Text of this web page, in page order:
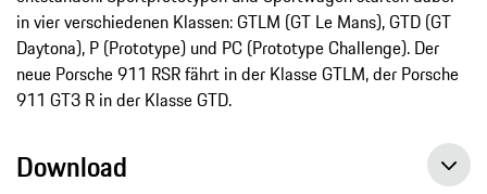
in vier verschiedenen Klassen: GTLM (GT Le Mans), GTD (GT
Daytona), P (Prototype) und PC (Prototype Challenge). Der
neue Porsche 911 RSR fährt in der Klasse GTLM, der Porsche
911 GT3 R in der Klasse GTD.
Download